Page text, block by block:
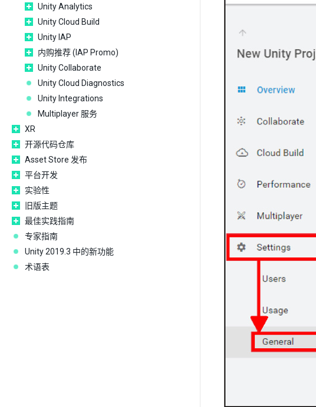
Unity Analytics
Unity Cloud Build
Unity IAP
内购推荐 (IAP Promo)
Unity Collaborate
Unity Cloud Diagnostics
Unity Integrations
Multiplayer 服务
XR
开源代码仓库
Asset Store 发布
平台开发
实验性
旧版主题
最佳实践指南
专家指南
Unity 2019.3 中的新功能
术语表